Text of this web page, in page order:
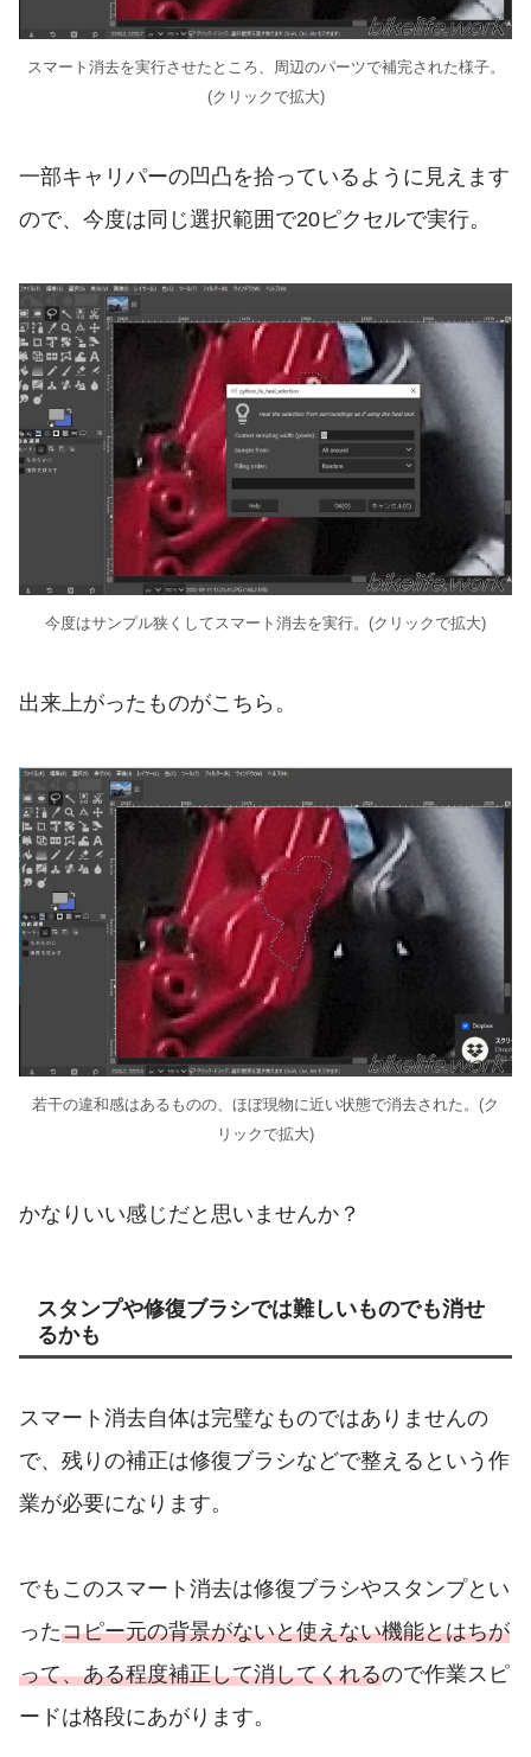
スマート消去を実行させたところ、周辺のパーツで補完された様子。
(クリックで拡大)
一部キャリパーの凹凸を拾っているように見えます
ので、今度は同じ選択範囲で20ピクセルで実行。
今度はサンプル狭くしてスマート消去を実行。(クリックで拡大)
出来上がったものがこちら。
若干の違和感はあるものの、ほぼ現物に近い状態で消去された。(ク
リックで拡大)
かなりいい感じだと思いませんか？
スタンプや修復ブラシでは難しいものでも消せ
るかも
スマート消去自体は完璧なものではありませんの
で、残りの補正は修復ブラシなどで整えるという作
業が必要になります。
でもこのスマート消去は修復ブラシやスタンプとい
ったコピー元の背景がないと使えない機能とはちが
って、ある程度補正して消してくれるので作業スピ
ードは格段にあがります。